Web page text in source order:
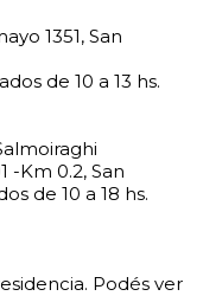
1351, San
de 10 a 13 hs.
-Km 0.2, San
de 10 a 18 hs.
Podés ver